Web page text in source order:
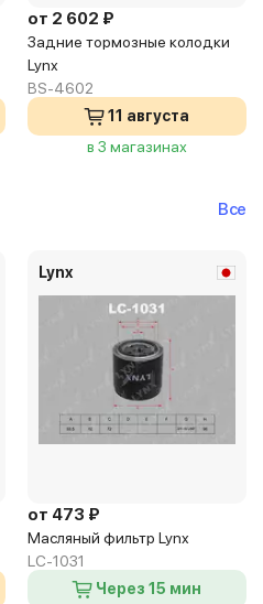
от 2 602 ₽
Задние тормозные колодки
Lynx
BS-4602
11 августа
в 3 магазинах
Все
Lynx
от 473 ₽
Масляный фильтр Lynx
LC-1031
Через 15 мин